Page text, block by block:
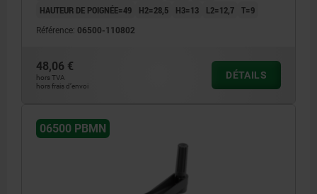
rapport à la rainure de clavette
HAUTEUR DE POIGNÉE=49
H2=28,5 H3=13 L2=12,7 T=9
Référence: 06500-110802
48,06 €
hors TVA
hors frais d’envoi
DÉTAILS
06500 PBMN